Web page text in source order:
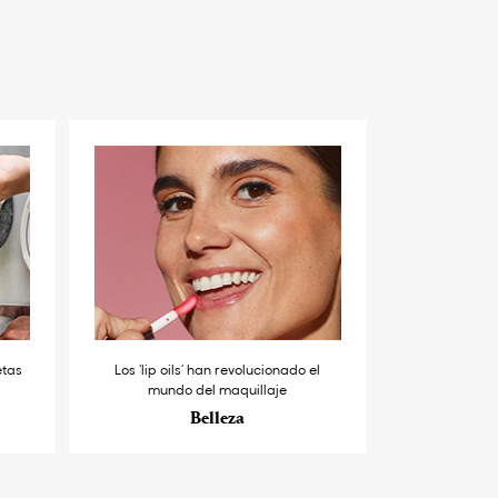
Los ‘lip oils’ han revolucionado el
mundo del maquillaje
Belleza